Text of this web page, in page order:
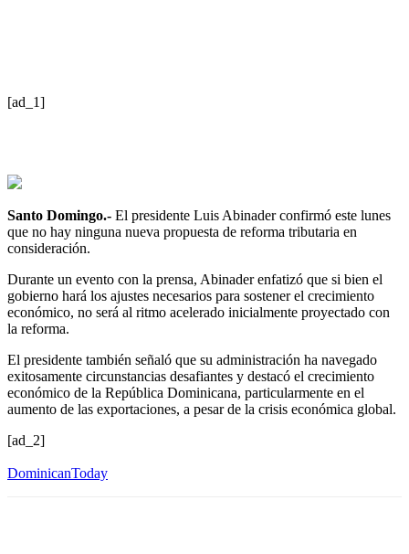
[ad_1]
Santo Domingo.- El presidente Luis Abinader confirmó este lunes
que no hay ninguna nueva propuesta de reforma tributaria en
consideración.
Durante un evento con la prensa, Abinader enfatizó que si bien el
gobierno hará los ajustes necesarios para sostener el crecimiento
económico, no será al ritmo acelerado inicialmente proyectado con
la reforma.
El presidente también señaló que su administración ha navegado
exitosamente circunstancias desafiantes y destacó el crecimiento
económico de la República Dominicana, particularmente en el
aumento de las exportaciones, a pesar de la crisis económica global.
[ad_2]
DominicanToday